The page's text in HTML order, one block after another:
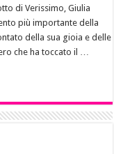
di Verissimo, Giulia
più importante della
della sua gioia e delle
che ha toccato il …